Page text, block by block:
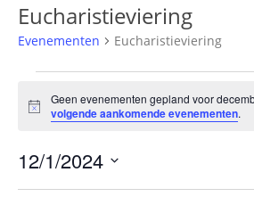
Eucharistieviering
Evenementen Eucharistieviering
in
december
1,
2024
Bericht
Geen evenementen gepland voor
volgende aankomende evenementen.
12/1/2024